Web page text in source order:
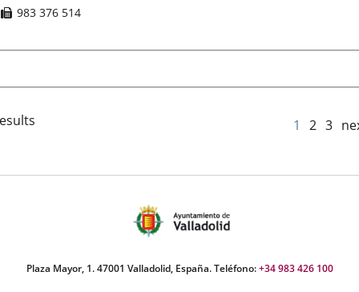
Fax
983 376 514
1 2 3
Plaza Mayor, 1. 47001 Valladolid, España. Teléfono:+34 983 426 100